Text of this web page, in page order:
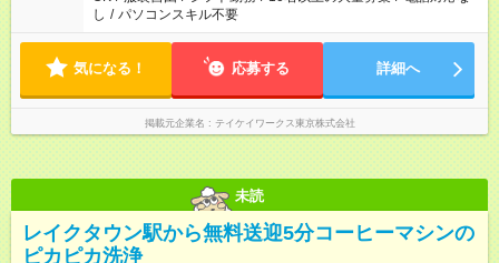
し / パソコンスキル不要
気になる！ 応募する 詳細へ
掲載元企業名 テイケイワークス東京株式会社
未読
レイクタウン駅から無料送迎5分コーヒーマシンの
ピカピカ洗浄